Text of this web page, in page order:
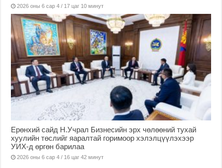
2026 оны 6 сар 4 / 17 цаг 10 минут
Ерөнхий сайд Н.Учрал Бизнесийн эрх чөлөөний тухай
хуулийн төслийг яаралтай горимоор хэлэлцүүлэхээр
УИХ-д өргөн барилаа
2026 оны 6 сар 4 / 16 цаг 42 минут